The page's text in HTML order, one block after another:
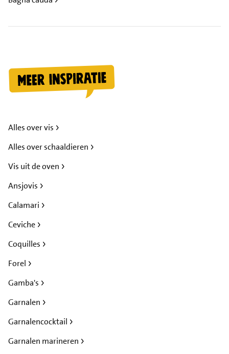
Alles over vis
Alles over schaaldieren
Vis uit de oven
Ansjovis
Calamari
Ceviche
Coquilles
Forel
Gamba's
Garnalen
Garnalencocktail
Garnalen marineren